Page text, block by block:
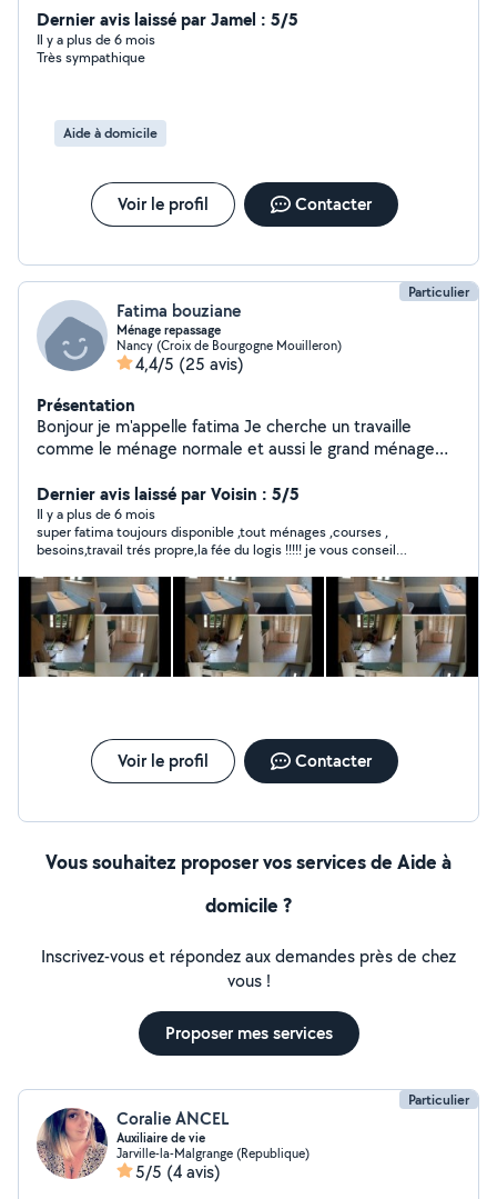
joignable en toute la semaine ouerdia
Dernier avis laissé par Jamel : 5/5
Il y a plus de 6 mois
Très sympathique
Aide à domicile
Voir le profil Contacter
Particulier
Fatima bouziane
Ménage repassage
Nancy (Croix de Bourgogne Mouilleron)
4,4/5 (25 avis)
Présentation
Bonjour je m'appelle fatima Je cherche un travaille
comme le ménage normale et aussi le grand ménage
n'hésitez pas à me contacter merci
Dernier avis laissé par Voisin : 5/5
Il y a plus de 6 mois
super fatima toujours disponible ,tout ménages ,courses ,
besoins,travail trés propre,la fée du logis !!!!! je vous conseil
Voir le profil Contacter
Vous souhaitez proposer vos services de Aide à
domicile ?
Inscrivez-vous et répondez aux demandes près de chez
vous !
Proposer mes services
Particulier
Coralie ANCEL
Auxiliaire de vie
Jarville-la-Malgrange (Republique)
5/5 (4 avis)